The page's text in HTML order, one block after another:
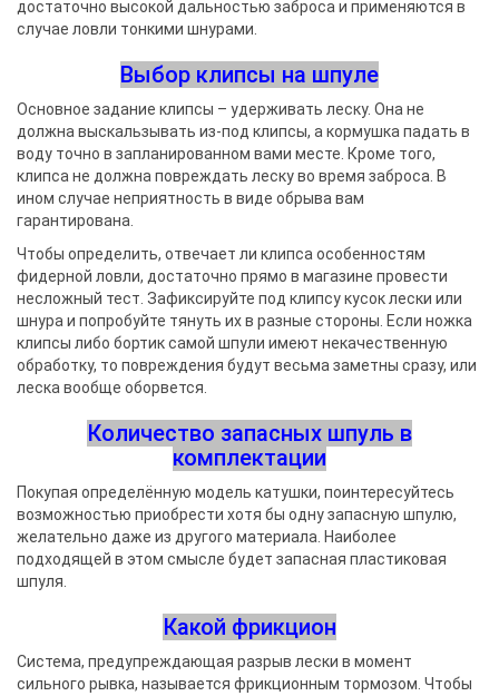
достаточно высокой дальностью заброса и применяются в
случае ловли тонкими шнурами.
Выбор клипсы на шпуле
Основное задание клипсы – удерживать леску. Она не
должна выскальзывать из-под клипсы, а кормушка падать в
воду точно в запланированном вами месте. Кроме того,
клипса не должна повреждать леску во время заброса. В
ином случае неприятность в виде обрыва вам
гарантирована.
Чтобы определить, отвечает ли клипса особенностям
фидерной ловли, достаточно прямо в магазине провести
несложный тест. Зафиксируйте под клипсу кусок лески или
шнура и попробуйте тянуть их в разные стороны. Если ножка
клипсы либо бортик самой шпули имеют некачественную
обработку, то повреждения будут весьма заметны сразу, или
леска вообще оборвется.
Количество запасных шпуль в
комплектации
Покупая определённую модель катушки, поинтересуйтесь
возможностью приобрести хотя бы одну запасную шпулю,
желательно даже из другого материала. Наиболее
подходящей в этом смысле будет запасная пластиковая
шпуля.
Какой фрикцион
Система, предупреждающая разрыв лески в момент
сильного рывка, называется фрикционным тормозом. Чтобы